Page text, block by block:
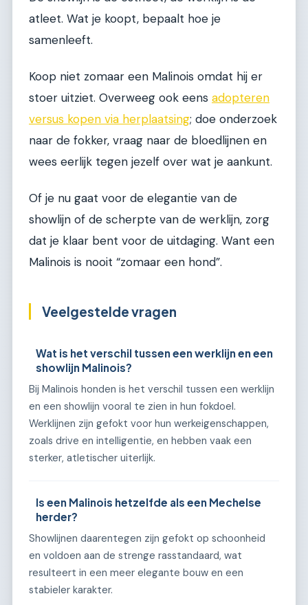
atleet. Wat je koopt, bepaalt hoe je
samenleeft.
Koop niet zomaar een Malinois omdat hij er
stoer uitziet. Overweeg ook eens adopteren
versus kopen via herplaatsing; doe onderzoek
naar de fokker, vraag naar de bloedlijnen en
wees eerlijk tegen jezelf over wat je aankunt.
Of je nu gaat voor de elegantie van de
showlijn of de scherpte van de werklijn, zorg
dat je klaar bent voor de uitdaging. Want een
Malinois is nooit “zomaar een hond”.
Veelgestelde vragen
Wat is het verschil tussen een werklijn en een
showlijn Malinois?
Bij Malinois honden is het verschil tussen een werklijn
en een showlijn vooral te zien in hun fokdoel.
Werklijnen zijn gefokt voor hun werkeigenschappen,
zoals drive en intelligentie, en hebben vaak een
sterker, atletischer uiterlijk.
Is een Malinois hetzelfde als een Mechelse
herder?
Showlijnen daarentegen zijn gefokt op schoonheid
en voldoen aan de strenge rasstandaard, wat
resulteert in een meer elegante bouw en een
stabieler karakter.